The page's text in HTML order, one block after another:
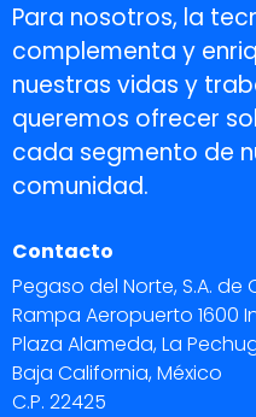
Para nosotros, la
complementa y
nuestras vidas y
queremos ofrecer
cada segmento de
comunidad.
Contacto
Pegaso del Norte, S.A. de
Rampa Aeropuerto 1600
Plaza Alameda, La
Baja California, México
C.P. 22425